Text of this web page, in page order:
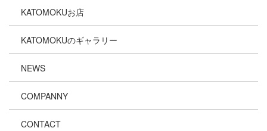
KATOMOKUお店
KATOMOKUのギャラリー
NEWS
COMPANNY
CONTACT